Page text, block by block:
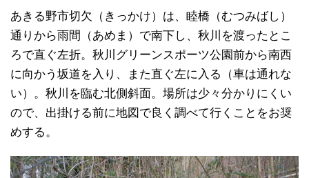
あきる野市切欠（きっかけ）は、睦橋（むつみばし）
通りから雨間（あめま）で南下し、秋川を渡ったとこ
ろで直ぐ左折。秋川グリーンスポーツ公園前から南西
に向かう坂道を入り、また直ぐ左に入る（車は通れな
い）。秋川を臨む北側斜面。場所は少々分かりにくい
ので、出掛ける前に地図で良く調べて行くことをお奨
めする。